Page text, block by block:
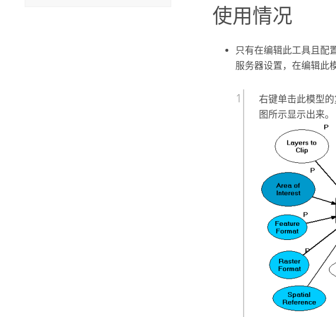
使用情况
只有在编辑此工具且配
服务器设置，在编辑此
右键单击此模型
图所示显示出来。